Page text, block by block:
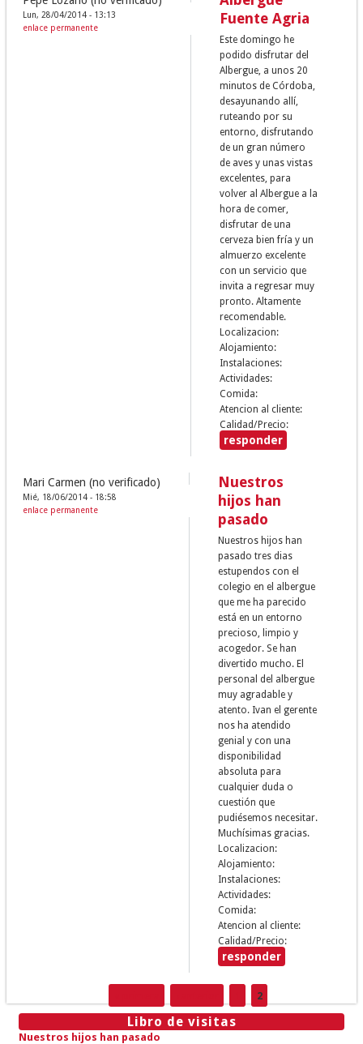
Lun, 28/04/2014 - 13:13
enlace permanente
Fuente Agria
Este domingo he
podido disfrutar del
Albergue, a unos 20
minutos de Córdoba,
desayunando allí,
ruteando por su
entorno, disfrutando
de un gran número
de aves y unas vistas
excelentes, para
volver al Albergue a la
hora de comer,
disfrutar de una
cerveza bien fría y un
almuerzo excelente
con un servicio que
invita a regresar muy
pronto. Altamente
recomendable.
Localizacion:
Alojamiento:
Instalaciones:
Actividades:
Comida:
Atencion al cliente:
Calidad/Precio:
responder
Mari Carmen (no verificado)
Mié, 18/06/2014 - 18:58
enlace permanente
Nuestros
hijos han
pasado
Nuestros hijos han
pasado tres dias
estupendos con el
colegio en el albergue
que me ha parecido
está en un entorno
precioso, limpio y
acogedor. Se han
divertido mucho. El
personal del albergue
muy agradable y
atento. Ivan el gerente
nos ha atendido
genial y con una
disponibilidad
absoluta para
cualquier duda o
cuestión que
pudiésemos necesitar.
Muchísimas gracias.
Localizacion:
Alojamiento:
Instalaciones:
Actividades:
Comida:
Atencion al cliente:
Calidad/Precio:
responder
Páginas 2
Libro de visitas
Nuestros hijos han pasado